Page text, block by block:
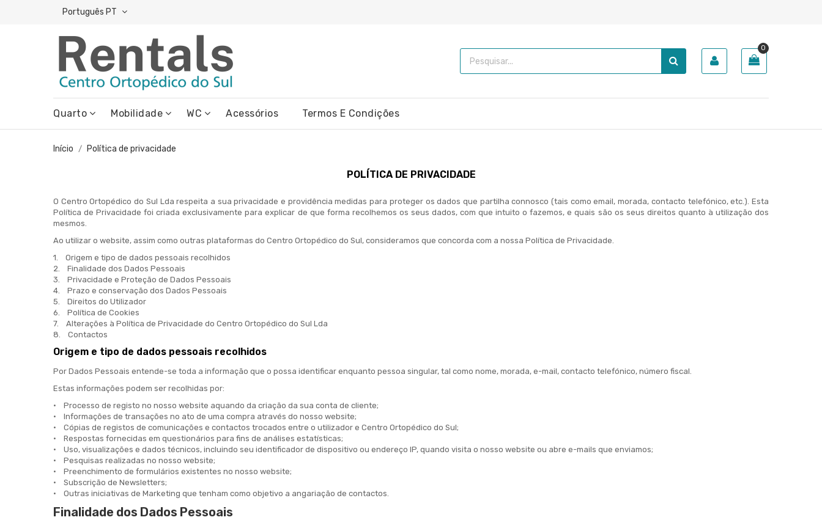
Português PT
0
Quarto Mobilidade WC Acessórios Termos E Condições
Início Política de privacidade
POLÍTICA DE PRIVACIDADE
O Centro Ortopédico do Sul Lda respeita a sua privacidade e providência medidas para proteger os dados que partilha connosco (tais como email, morada, contacto telefónico, etc.). Esta
Política de Privacidade foi criada exclusivamente para explicar de que forma recolhemos os seus dados, com que intuito o fazemos, e quais são os seus direitos quanto à utilização dos
mesmos.
Ao utilizar o website, assim como outras plataformas do Centro Ortopédico do Sul, consideramos que concorda com a nossa Política de Privacidade.
1. Origem e tipo de dados pessoais recolhidos
2. Finalidade dos Dados Pessoais
3. Privacidade e Proteção de Dados Pessoais
4. Prazo e conservação dos Dados Pessoais
5. Direitos do Utilizador
6. Política de Cookies
7. Alterações à Política de Privacidade do Centro Ortopédico do Sul Lda
8. Contactos
Origem e tipo de dados pessoais recolhidos
Por Dados Pessoais entende-se toda a informação que o possa identificar enquanto pessoa singular, tal como nome, morada, e-mail, contacto telefónico, número fiscal.
Estas informações podem ser recolhidas por:
• Processo de registo no nosso website aquando da criação da sua conta de cliente;
• Informações de transações no ato de uma compra através do nosso website;
• Cópias de registos de comunicações e contactos trocados entre o utilizador e Centro Ortopédico do Sul;
• Respostas fornecidas em questionários para fins de análises estatísticas;
• Uso, visualizações e dados técnicos, incluindo seu identificador de dispositivo ou endereço IP, quando visita o nosso website ou abre e-mails que enviamos;
• Pesquisas realizadas no nosso website;
• Preenchimento de formulários existentes no nosso website;
• Subscrição de Newsletters;
• Outras iniciativas de Marketing que tenham como objetivo a angariação de contactos.
Finalidade dos Dados Pessoais